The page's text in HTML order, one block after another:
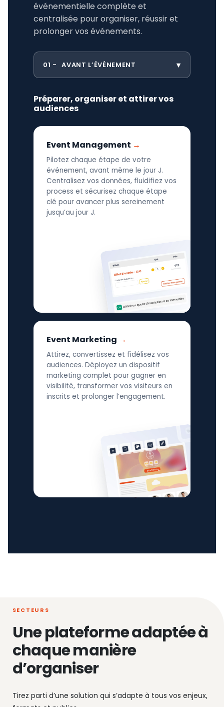
événementielle complète et
centralisée pour organiser, réussir et
prolonger vos événements.
01 AVANT L’ÉVÉNEMENT
Préparer, organiser et attirer vos
audiences
Event Management
Pilotez chaque étape de votre
événement, avant même le jour J.
Centralisez vos données, fluidifiez vos
process et sécurisez chaque étape
clé pour avancer plus sereinement
jusqu’au jour J.
Event Marketing
Attirez, convertissez et fidélisez vos
audiences. Déployez un dispositif
marketing complet pour gagner en
visibilité, transformer vos visiteurs en
inscrits et prolonger l’engagement.
SECTEURS
Une plateforme adaptée à
chaque manière
d’organiser
Tirez parti d’une solution qui s’adapte à tous vos enjeux,